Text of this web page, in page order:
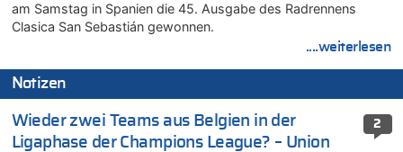
am Samstag in Spanien die 45. Ausgabe des Radrennens
Clasica San Sebastián gewonnen.
....weiterlesen
Notizen
2
Wieder zwei Teams aus Belgien in der
Ligaphase der Champions League? – Union